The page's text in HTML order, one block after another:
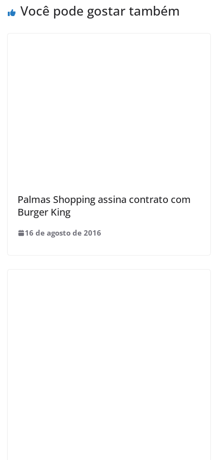
Você pode gostar também
Palmas Shopping assina contrato com
Burger King
16 de agosto de 2016